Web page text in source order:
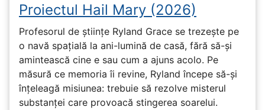
Proiectul Hail Mary (2026)
Profesorul de științe Ryland Grace se trezește pe
o navă spațială la ani-lumină de casă, fără să-și
amintească cine e sau cum a ajuns acolo. Pe
măsură ce memoria îi revine, Ryland începe să-și
înțeleagă misiunea: trebuie să rezolve misterul
substanței care provoacă stingerea soarelui.